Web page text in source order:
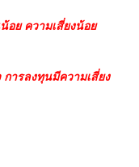
ย ความเสี่ยงน้อย
ารลงทุนมีความเสี่ยง